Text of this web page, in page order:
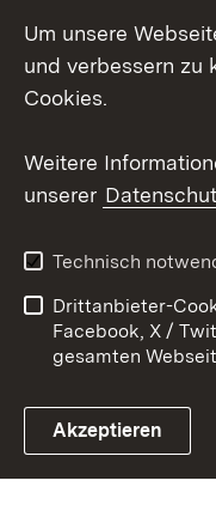
Social Wall
Youtube
Link zum Landesportal
Kontakt
Barrierefreiheit
Impressum
Um unsere
und verbessern zu
Cookies.
Weitere
unserer
Technisch
Drittanbieter-
Facebook, X /
gesamten
Akzeptieren